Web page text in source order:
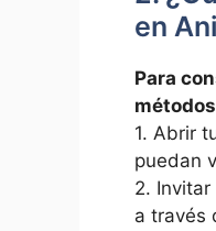
en
Para
1.⁤ Abrir
puedan
2.
a través